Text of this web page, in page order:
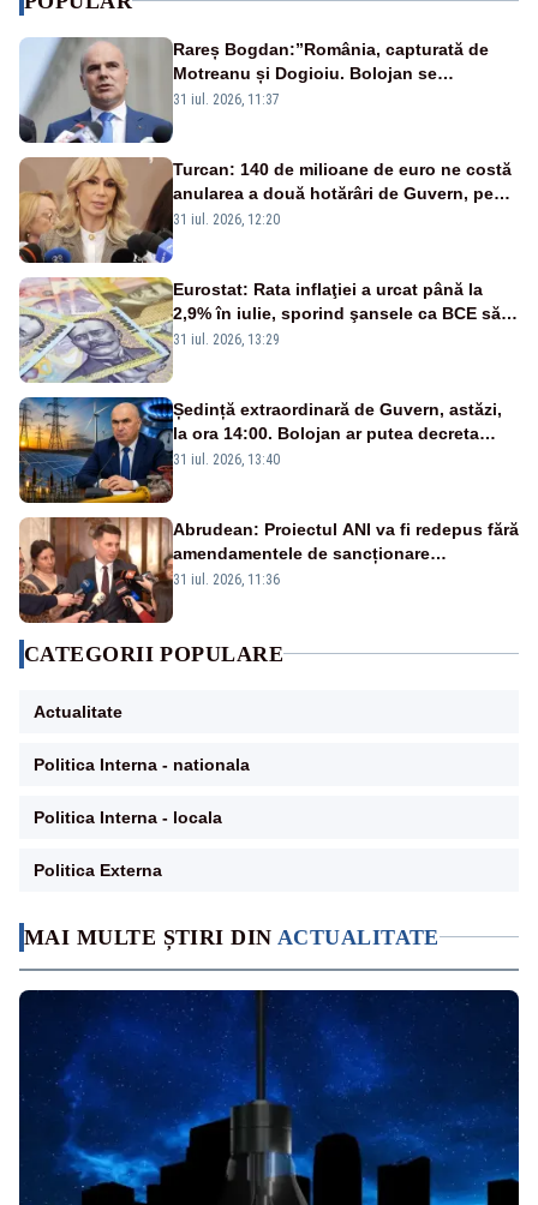
MAI MULTE ȘTIRI DIN ACTUALITATE
Rareș Bogdan:”România, capturată de
Motreanu și Dogioiu. Bolojan se
sfătuiește cu ei”
31 iul. 2026, 11:37
Turcan: 140 de milioane de euro ne costă
anularea a două hotărâri de Guvern, pe
repede înainte, sfidând legea
31 iul. 2026, 12:20
Eurostat: Rata inflaţiei a urcat până la
2,9% în iulie, sporind şansele ca BCE să
majoreze dobânda
31 iul. 2026, 13:29
Ședință extraordinară de Guvern, astăzi,
la ora 14:00. Bolojan ar putea decreta
stare de urgență energetică
31 iul. 2026, 13:40
Abrudean: Proiectul ANI va fi redepus fără
amendamentele de sancționare
retroactivă a faptelor de conflict de
31 iul. 2026, 11:36
CATEGORII POPULARE
Actualitate
Politica Interna - nationala
Politica Interna - locala
Politica Externa